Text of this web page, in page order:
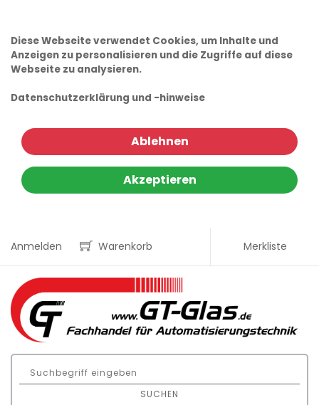
Diese Webseite verwendet Cookies, um Inhalte und
Anzeigen zu personalisieren und die Zugriffe auf diese
Webseite zu analysieren.
Datenschutzerklärung und -hinweise
Ablehnen
Akzeptieren
Anmelden Warenkorb Merkliste
SUCHEN